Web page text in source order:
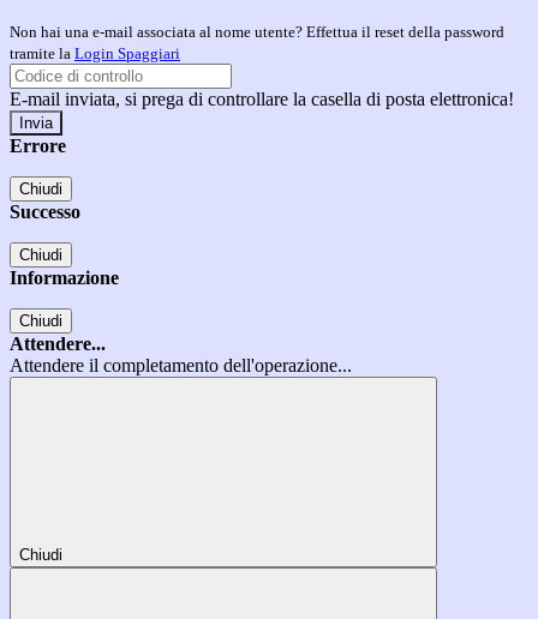
Non hai una e-mail associata al nome utente? Effettua il reset della password
tramite la Login Spaggiari
E-mail inviata, si prega di controllare la casella di posta elettronica!
Errore
Chiudi
Successo
Chiudi
Informazione
Chiudi
Attendere...
Attendere il completamento dell'operazione...
Chiudi